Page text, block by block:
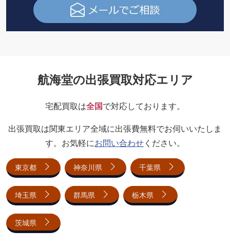
航海堂の出張買取対応エリア
宅配買取は全国で対応しております。
出張買取は関東エリア全域に出張費無料でお伺いいたしま
す。お気軽にお問い合わせください。
東京都 神奈川県 千葉県
埼玉県 群馬県 栃木県
茨城県